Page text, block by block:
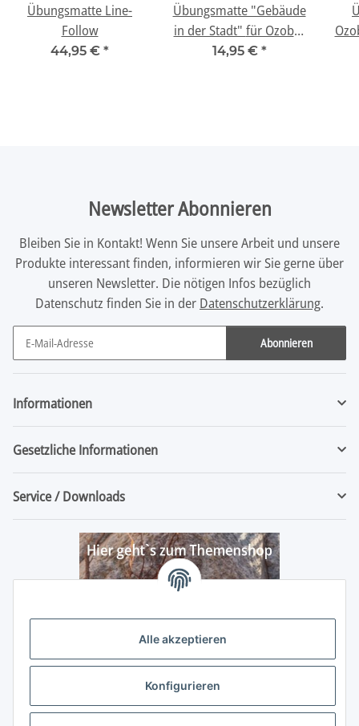
Alle akzeptieren
Konfigurieren
Übungsmatte Line-
Follow
44,95 € *
Übungsmatte "Gebäude
in der Stadt" für Ozobot
Bit 2.0 und EVO
14,95 € *
Newsletter Abonnieren
Bleiben Sie in Kontakt! Wenn Sie unsere Arbeit und unsere
Produkte interessant finden, informieren wir Sie gerne über
unseren Newsletter. Die nötigen Infos bezüglich
Datenschutz finden Sie in der Datenschutzerklärung.
Abonnieren
Newsletter Abonnieren
Informationen
Gesetzliche Informationen
Service / Downloads